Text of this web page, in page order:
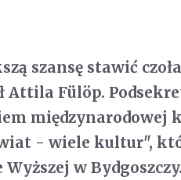
szansę stawić
Fülöp.
międzynarodowej
- wiele kultur",
w Bydgoszczy.